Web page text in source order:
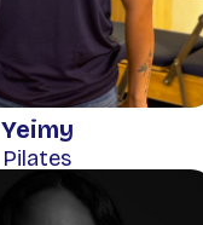
Yeimy
Pilates